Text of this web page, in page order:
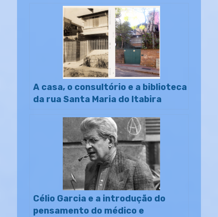
A casa, o consultório e a biblioteca
da rua Santa Maria do Itabira
Célio Garcia e a introdução do
pensamento do médico e